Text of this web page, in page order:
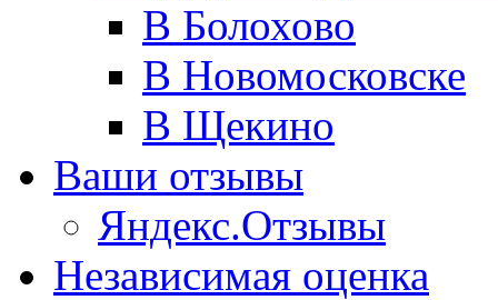
В Болохово
В Новомосковске
В Щекино
Ваши отзывы
Яндекс.Отзывы
Независимая оценка